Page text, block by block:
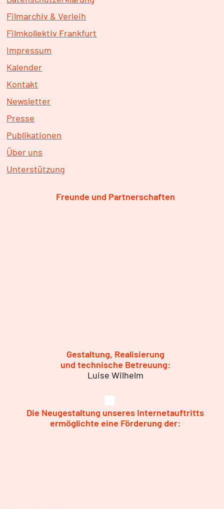
Filmarchiv & Verleih
Filmkollektiv Frankfurt
Impressum
Kalender
Kontakt
Newsletter
Presse
Publikationen
Über uns
Unterstützung
Freunde und Partnerschaften
Gestaltung, Realisierung
und technische Betreuung:
Luise Wilhelm
Die Neugestaltung unseres Internetauftritts
ermöglichte eine Förderung der: